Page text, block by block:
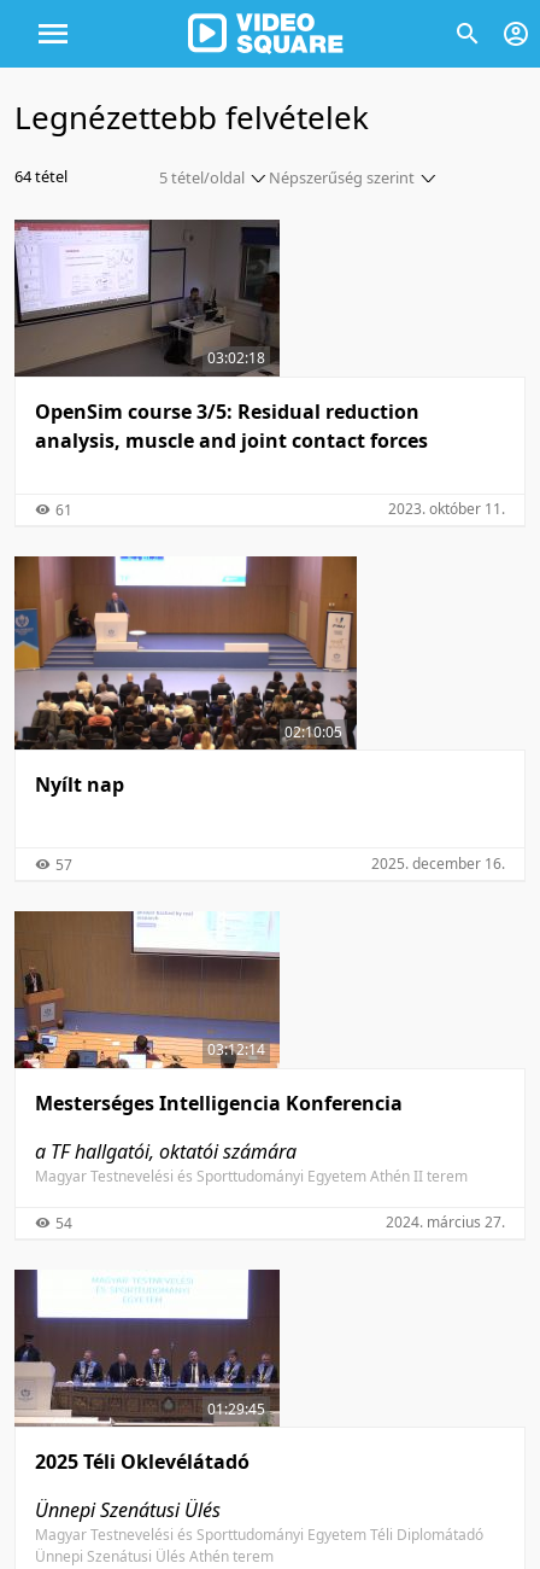
Legnézettebb felvételek
Népszerűség szerint
Népszerűség szerint
Népszerűség szerint
Népszerűség ebben a hónapban
Népszerűség ebben a hónapban
64 tétel
5 tétel/oldal
5 tétel/oldal
10 tétel/oldal
20 tétel/oldal
50 tétel/oldal
100 tétel/oldal
03:02:18
OpenSim course 3/5: Residual reduction
analysis, muscle and joint contact forces
61 2023. október 11.
02:10:05
Nyílt nap
57 2025. december 16.
03:12:14
Mesterséges Intelligencia Konferencia
a TF hallgatói, oktatói számára
Magyar Testnevelési és Sporttudományi Egyetem Athén II terem
54 2024. március 27.
01:29:45
2025 Téli Oklevélátadó
Ünnepi Szenátusi Ülés
Magyar Testnevelési és Sporttudományi Egyetem Téli Diplomátadó
Ünnepi Szenátusi Ülés Athén terem